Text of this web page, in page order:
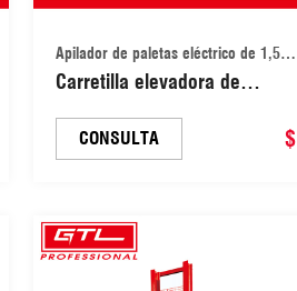
Apilador de paletas eléctrico de 1,5
toneladas
Carretilla elevadora de
eléctrico de paletas
(EPS1503)
CONSULTA $